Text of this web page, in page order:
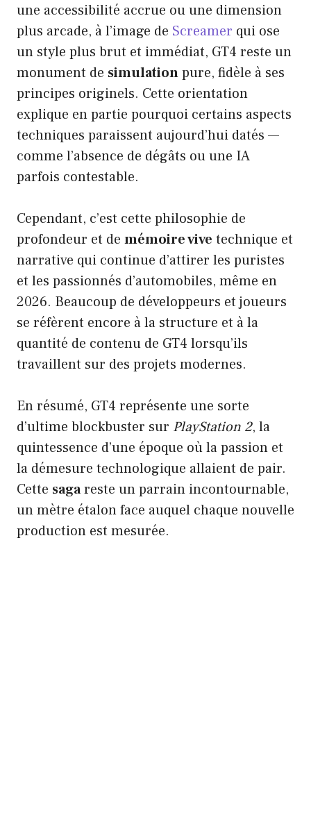
une accessibilité accrue ou une dimension
plus arcade, à l’image de Screamer qui ose
un style plus brut et immédiat, GT4 reste un
monument de simulationpure, fidèle à ses
principes originels. Cette orientation
explique en partie pourquoi certains aspects
techniques paraissent aujourd’hui datés —
comme l’absence de dégâts ou une IA
parfois contestable.
Cependant, c’est cette philosophie de
profondeur et de mémoire vive technique et
narrative qui continue d’attirer les puristes
et les passionnés d’automobiles, même en
2026. Beaucoup de développeurs et joueurs
se réfèrent encore à la structure et à la
quantité de contenu de GT4 lorsqu’ils
travaillent sur des projets modernes.
En résumé, GT4 représente une sorte
d’ultime blockbuster sur PlayStation 2, la
quintessence d’une époque où la passion et
la démesure technologique allaient de pair.
Cette sagareste un parrain incontournable,
un mètre étalon face auquel chaque nouvelle
production est mesurée.